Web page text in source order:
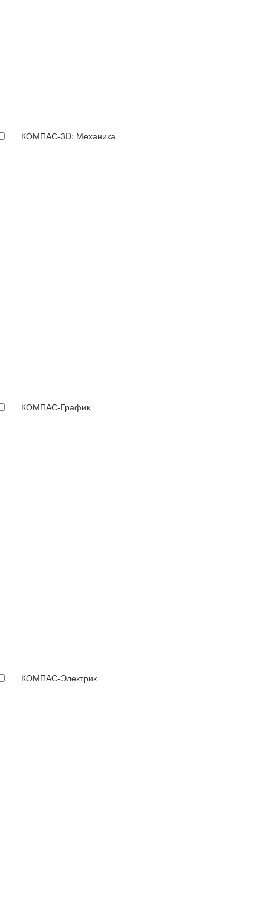
КОМПАС-3D: Механика
КОМПАС-График
КОМПАС-Электрик